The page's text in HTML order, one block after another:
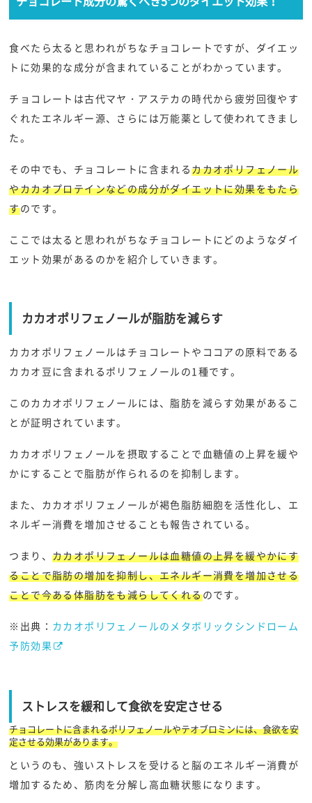
食べたら太ると思われがちなチョコレートですが、ダイエッ
トに効果的な成分が含まれていることがわかっています。
チョコレートは古代マヤ・アステカの時代から疲労回復やす
ぐれたエネルギー源、さらには万能薬として使われてきまし
た。
その中でも、チョコレートに含まれるカカオポリフェノール
やカカオプロテインなどの成分がダイエットに効果をもたら
すのです。
ここでは太ると思われがちなチョコレートにどのようなダイ
エット効果があるのかを紹介していきます。
カカオポリフェノールが脂肪を減らす
カカオポリフェノールはチョコレートやココアの原料である
カカオ豆に含まれるポリフェノールの1種です。
このカカオポリフェノールには、脂肪を減らす効果があるこ
とが証明されています。
カカオポリフェノールを摂取することで血糖値の上昇を緩や
かにすることで脂肪が作られるのを抑制します。
また、カカオポリフェノールが褐色脂肪細胞を活性化し、エ
ネルギー消費を増加させることも報告されている。
つまり、カカオポリフェノールは血糖値の上昇を緩やかにす
ることで脂肪の増加を抑制し、エネルギー消費を増加させる
ことで今ある体脂肪をも減らしてくれるのです。
※出典： カカオポリフェノールのメタボリックシンドローム
予防効果
ストレスを緩和して食欲を安定させる
チョコレートに含まれるポリフェノールやテオブロミンには、食欲を安
定させる効果があります。
というのも、強いストレスを受けると脳のエネルギー消費が
増加するため、筋肉を分解し高血糖状態になります。